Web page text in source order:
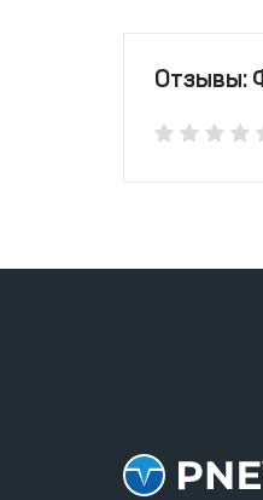
Отзывы: